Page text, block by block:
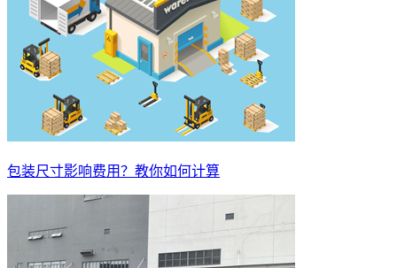
包装尺寸影响费用？教你如何计算